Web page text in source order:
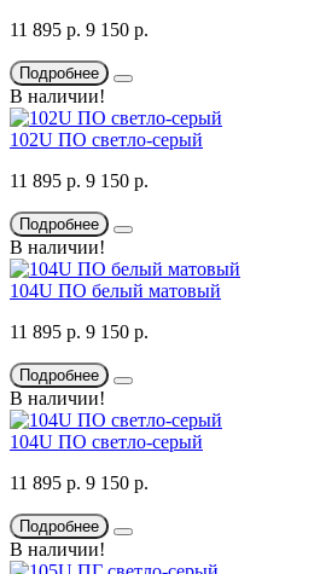
11 895 р. 9 150 р.
Подробнее
В наличии!
102U ПО светло-серый
11 895 р. 9 150 р.
Подробнее
В наличии!
104U ПО белый матовый
11 895 р. 9 150 р.
Подробнее
В наличии!
104U ПО светло-серый
11 895 р. 9 150 р.
Подробнее
В наличии!